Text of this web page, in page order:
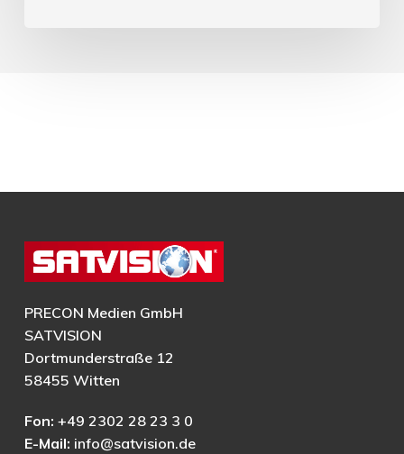
PRECON Medien GmbH
SATVISION
Dortmunderstraße 12
58455 Witten
Fon: +49 2302 28 23 3 0
E-Mail: info@satvision.de